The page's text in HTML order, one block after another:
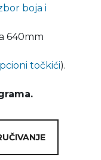
boja i
640mm
točkići).